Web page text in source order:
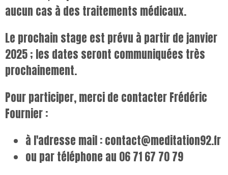
aucun cas à des traitements médicaux.
Le prochain stage est prévu à partir de janvier
2025 ; les dates seront communiquées très
prochainement.
Pour participer, merci de contacter Frédéric
Fournier :
à l'adresse mail : contact@meditation92.fr
ou par téléphone au 06 71 67 70 79